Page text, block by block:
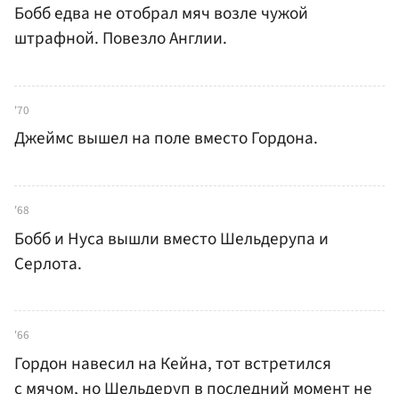
Бобб едва не отобрал мяч возле чужой
штрафной. Повезло Англии.
'70
Джеймс вышел на поле вместо Гордона.
'68
Бобб и Нуса вышли вместо Шельдерупа и
Серлота.
'66
Гордон навесил на Кейна, тот встретился
с мячом, но Шельдеруп в последний момент не